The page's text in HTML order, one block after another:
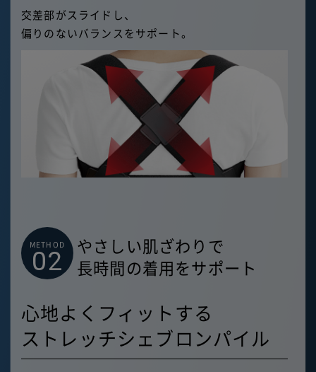
交差部がスライドし、
偏りのないバランスをサポート。
METHOD
02
やさしい肌ざわりで
長時間の着用をサポート
心地よくフィットする
ストレッチシェブロンパイル